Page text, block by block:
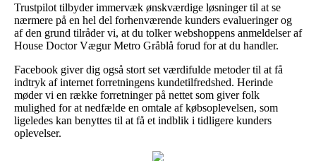
Trustpilot tilbyder immervæk ønskværdige løsninger til at se
nærmere på en hel del forhenværende kunders evalueringer og
af den grund tilråder vi, at du tolker webshoppens anmeldelser af
House Doctor Vægur Metro Gråblå forud for at du handler.
Facebook giver dig også stort set værdifulde metoder til at få
indtryk af internet forretningens kundetilfredshed. Herinde
møder vi en række forretninger på nettet som giver folk
mulighed for at nedfælde en omtale af købsoplevelsen, som
ligeledes kan benyttes til at få et indblik i tidligere kunders
oplevelser.